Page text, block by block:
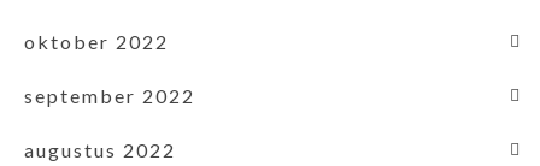
oktober 2022
september 2022
augustus 2022